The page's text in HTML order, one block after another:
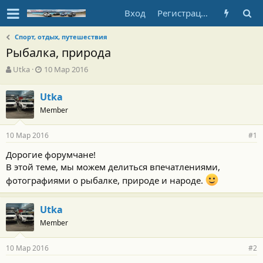
Вход Регистрация
Спорт, отдых, путешествия
Рыбалка, природа
А
т
о
р
т
е
м
ы
Utka
Д
а
н
ч
а
л
а
10 Мар 2016
Utka
Member
10 Мар 2016 #1
Дорогие форумчане!
В этой теме, мы можем делиться впечатлениями,
фотографиями о рыбалке, природе и народе.
Utka
Member
10 Мар 2016 #2